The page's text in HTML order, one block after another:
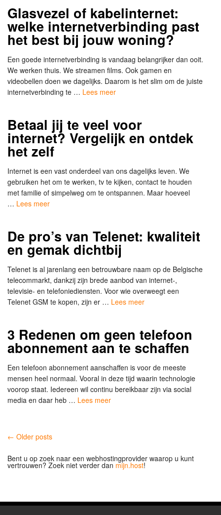
Glasvezel of kabelinternet:
welke internetverbinding past
het best bij jouw woning?
Een goede internetverbinding is vandaag belangrijker dan ooit.
We werken thuis. We streamen films. Ook gamen en
videobellen doen we dagelijks. Daarom is het slim om de juiste
internetverbinding te … Lees meer
Betaal jij te veel voor
internet? Vergelijk en ontdek
het zelf
Internet is een vast onderdeel van ons dagelijks leven. We
gebruiken het om te werken, tv te kijken, contact te houden
met familie of simpelweg om te ontspannen. Maar hoeveel
… Lees meer
De pro’s van Telenet: kwaliteit
en gemak dichtbij
Telenet is al jarenlang een betrouwbare naam op de Belgische
telecommarkt, dankzij zijn brede aanbod van internet-,
televisie- en telefoniediensten. Voor wie overweegt een
Telenet GSM te kopen, zijn er … Lees meer
3 Redenen om geen telefoon
abonnement aan te schaffen
Een telefoon abonnement aanschaffen is voor de meeste
mensen heel normaal. Vooral in deze tijd waarin technologie
voorop staat. Iedereen wil continu bereikbaar zijn via social
media en daar heb … Lees meer
← Older posts
Bent u op zoek naar een webhostingprovider waarop u kunt
vertrouwen? Zoek niet verder dan mijn.host!